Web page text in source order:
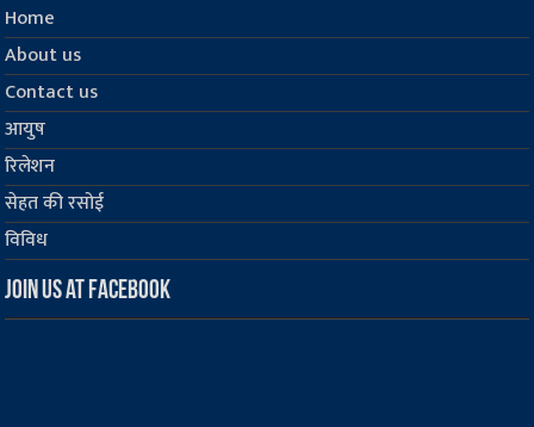
Home
About us
Contact us
आयुष
रिलेशन
सेहत की रसोई
विविध
Join us at Facebook